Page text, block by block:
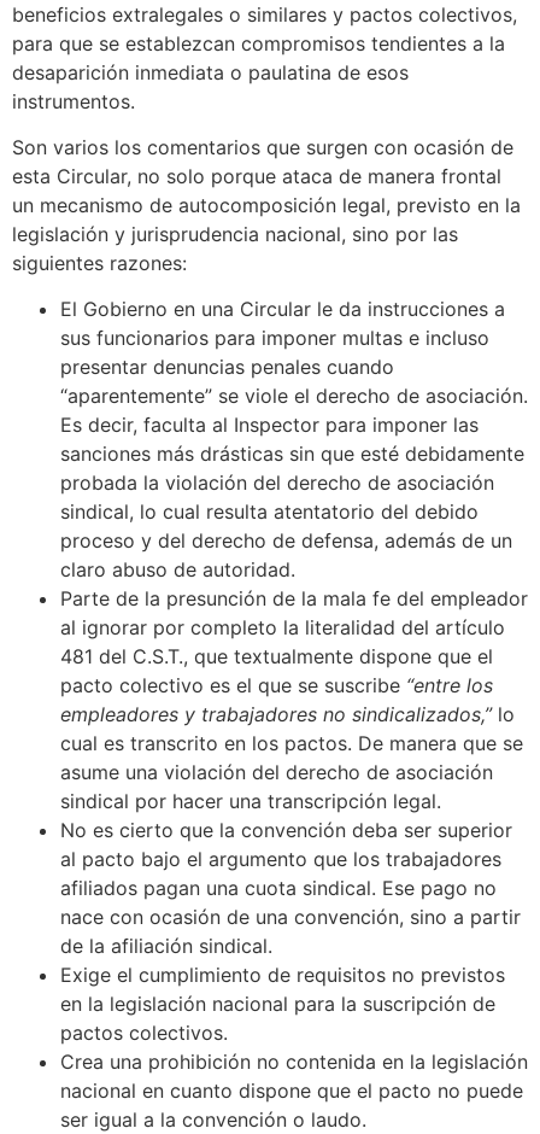
beneficios extralegales o similares y pactos colectivos,
para que se establezcan compromisos tendientes a la
desaparición inmediata o paulatina de esos
instrumentos.
Son varios los comentarios que surgen con ocasión de
esta Circular, no solo porque ataca de manera frontal
un mecanismo de autocomposición legal, previsto en la
legislación y jurisprudencia nacional, sino por las
siguientes razones:
El Gobierno en una Circular le da instrucciones a
sus funcionarios para imponer multas e incluso
presentar denuncias penales cuando
“aparentemente” se viole el derecho de asociación.
Es decir, faculta al Inspector para imponer las
sanciones más drásticas sin que esté debidamente
probada la violación del derecho de asociación
sindical, lo cual resulta atentatorio del debido
proceso y del derecho de defensa, además de un
claro abuso de autoridad.
Parte de la presunción de la mala fe del empleador
al ignorar por completo la literalidad del artículo
481 del C.S.T., que textualmente dispone que el
pacto colectivo es el que se suscribe “entre los
empleadores y trabajadores no sindicalizados,”lo
cual es transcrito en los pactos. De manera que se
asume una violación del derecho de asociación
sindical por hacer una transcripción legal.
No es cierto que la convención deba ser superior
al pacto bajo el argumento que los trabajadores
afiliados pagan una cuota sindical. Ese pago no
nace con ocasión de una convención, sino a partir
de la afiliación sindical.
Exige el cumplimiento de requisitos no previstos
en la legislación nacional para la suscripción de
pactos colectivos.
Crea una prohibición no contenida en la legislación
nacional en cuanto dispone que el pacto no puede
ser igual a la convención o laudo.